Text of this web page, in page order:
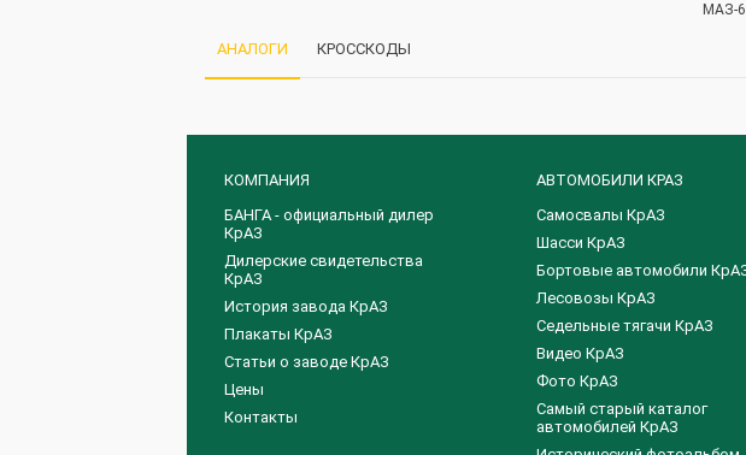
МАЗ-
АНАЛОГИ КРОССКОДЫ
КОМПАНИЯ
БАНГА - официальный дилер
КрАЗ
Дилерские свидетельства
КрАЗ
История завода КрАЗ
Плакаты КрАЗ
Статьи о заводе КрАЗ
Цены
Контакты
АВТОМОБИЛИ КРАЗ
Самосвалы КрАЗ
Шасси КрАЗ
Бортовые автомобили
Лесовозы КрАЗ
Седельные тягачи КрАЗ
Видео КрАЗ
Фото КрАЗ
Самый старый каталог
автомобилей КрАЗ